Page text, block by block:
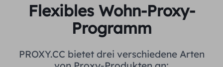
Flexibles Wohn-Proxy-
Programm
PROXY.CC bietet drei verschiedene Arten